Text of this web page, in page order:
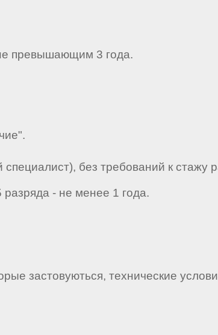
превышающим 3 года.
без требований к стажу
- не менее 1 года.
застовуються, технические